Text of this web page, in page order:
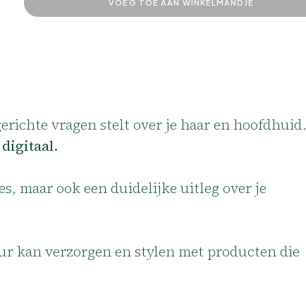
VOEG TOE AAN WINKELMANDJE
vragen stelt over je haar en hoofdhuid.
digitaal.
maar ook een duidelijke uitleg over je
kan verzorgen en stylen met producten die